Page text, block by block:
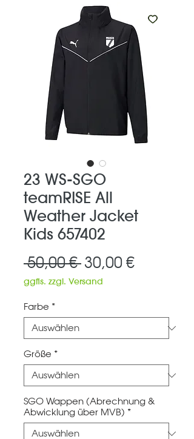
23 WS-SGO
teamRISE All
Weather Jacket
Kids 657402
50,00 € Standardpreis
30,00 €Sale-
ggfls. zzgl. Versand
Farbe *
Größe *
SGO Wappen (Abrechnung &
Abwicklung über MVB) *